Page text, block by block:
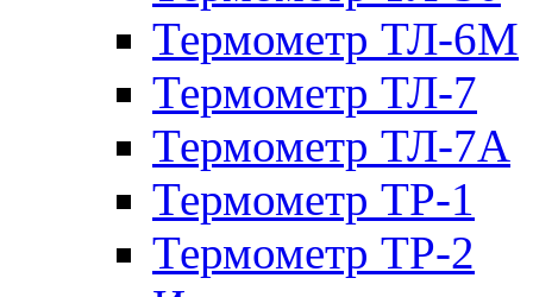
Термометр ТЛ-6М
Термометр ТЛ-7
Термометр ТЛ-7А
Термометр ТР-1
Термометр ТР-2